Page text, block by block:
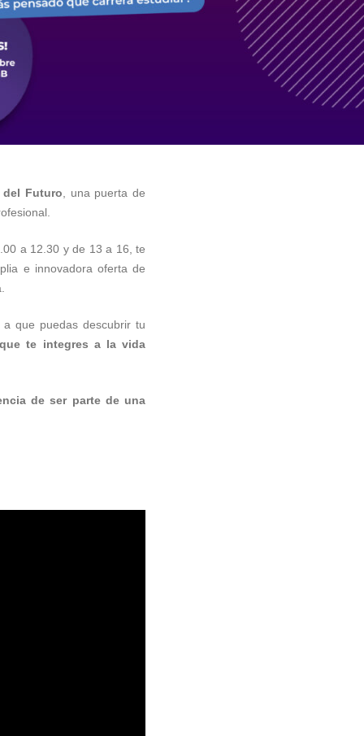
del Futuro , una puerta de
a 12.30 y de 13 a 16, te
e innovadora oferta de
que puedas descubrir tu
te integres a la vida
de ser parte de una